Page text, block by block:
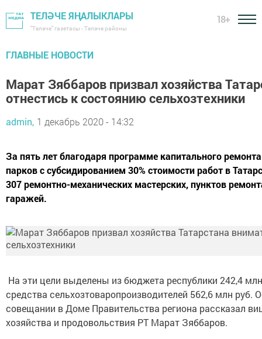
ТЕЛӘЧЕ ЯҢАЛЫКЛАРЫ
"Теләче" газетасы - Теләче районы
18+
ГЛАВНЫЕ НОВОСТИ
Марат Зяббаров призвал хозяйства
отнестись к состоянию сельхозтехники
admin, 1 декабрь 2020 - 14:32
За пять лет благодаря программе капитального
парков с субсидированием 30% стоимости работ в
307 ремонтно-механических мастерских, пунктов
гаражей.
На эти цели выделены из бюджета республики 242,4
средства сельхозтоваропроизводителей 562,6 млн руб.
совещании в Доме Правительства региона рассказал
хозяйства и продовольствия РТ Марат Зяббаров.